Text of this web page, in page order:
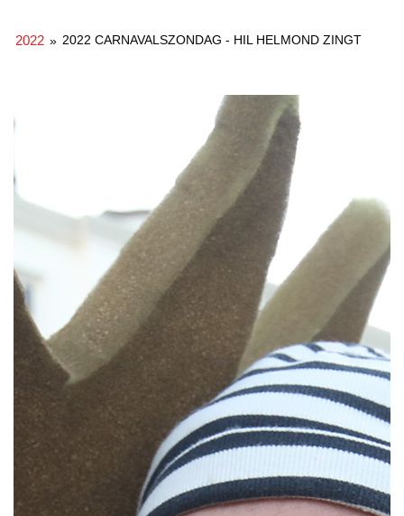
2022 » 2022 CARNAVALSZONDAG - HIL HELMOND ZINGT